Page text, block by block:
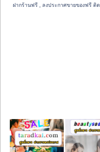
ฝากร้านฟรี , ลงประกาศขายของฟรี ติ